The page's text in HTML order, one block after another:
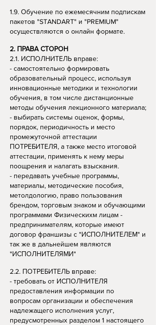
1.9. Обучение по ежемесячним подпискам
пакетов "STANDART" и "PREMIUM"
осуществляются о онлайн формате.
2. ПРАВА СТОРОН
2.1. ИСПОЛНИТЕЛЬ вправе:
- самостоятельно формировать
образовательный процесс, используя
инновационные методики и технологии
обучения, в том числе дистанционные
методы обучения лекционного материала;
- выбирать системы оценок, формы,
порядок, периодичность и место
промежуточной аттестации
ПОТРЕБИТЕЛЯ, а также место итоговой
аттестации, применять к нему меры
поощрения и налагать взыскания.
- передавать учебные программы,
материалы, методические пособия,
метолдологию, право пользования
брендом, торговым знаком и обучающими
программами Физическихм лицам -
предпринимателям, которые имеют
договор франшизы с "ИСПОЛНИТЕЛЕМ" и
так же в дальнейшем являются
"ИСПОЛНИТЕЛЯМИ"
2.2. ПОТРЕБИТЕЛЬ вправе:
- требовать от ИСПОЛНИТЕЛЯ
предоставления информации по
вопросам организации и обеспечения
надлежащего исполнения услуг,
предусмотренных разделом 1 настоящего